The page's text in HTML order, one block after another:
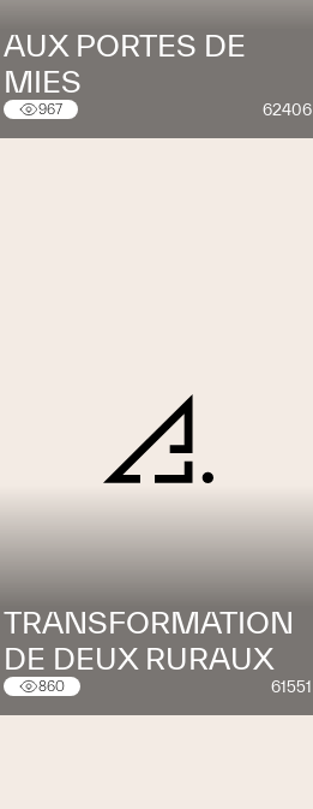
AUX PORTES DE
MIES
967 62406
TRANSFORMATION
DE DEUX RURAUX
860 61551